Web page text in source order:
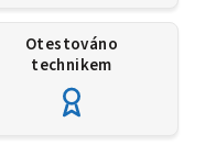
Otestováno
technikem